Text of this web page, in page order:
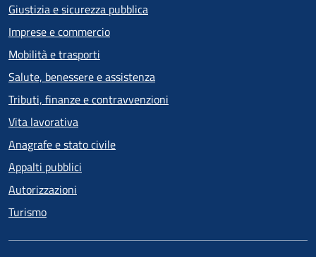
Giustizia e sicurezza pubblica
Imprese e commercio
Mobilità e trasporti
Salute, benessere e assistenza
Tributi, finanze e contravvenzioni
Vita lavorativa
Anagrafe e stato civile
Appalti pubblici
Autorizzazioni
Turismo